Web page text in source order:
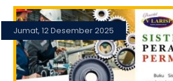
Jumat, 12 Desember 2025